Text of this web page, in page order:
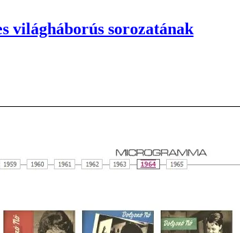
világháborús sorozatának